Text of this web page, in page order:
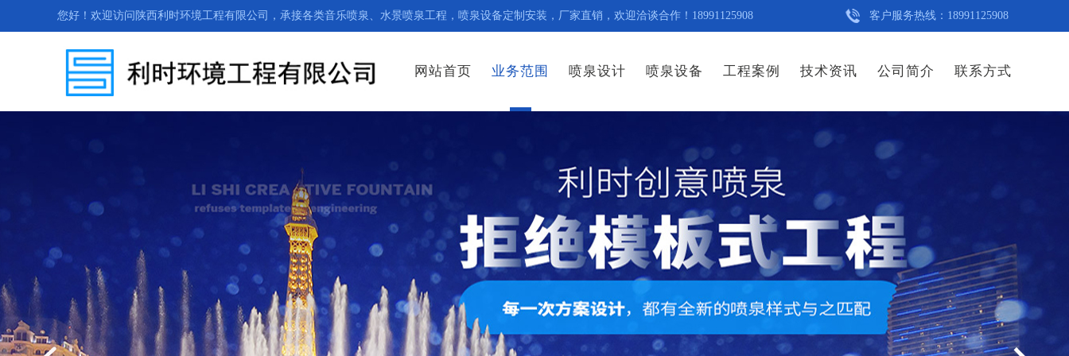
客户服务热线：18991125908
您好！欢迎访问陕西利时环境工程有限公司，承接各类音乐喷泉、水景喷泉工程，喷泉设备定制安装，厂家直销，欢迎洽谈合作！18991125908
网站首页 业务范围 喷泉设计 喷泉设备 工程案例 技术资讯 公司简介 联系方式